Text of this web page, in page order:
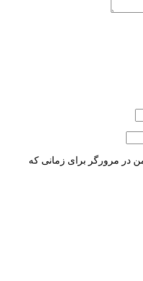
در مرورگر برای زمانی که